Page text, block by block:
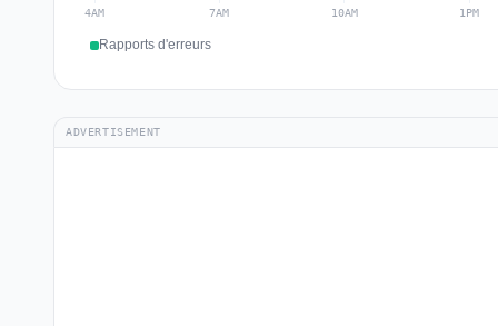
Rapports d'erreurs
ADVERTISEMENT